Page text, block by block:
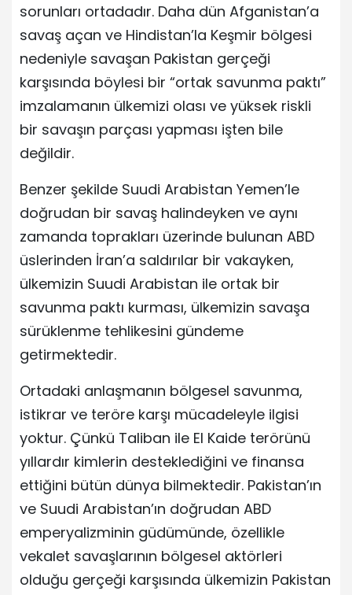
sorunları ortadadır. Daha dün Afganistan’a
savaş açan ve Hindistan’la Keşmir bölgesi
nedeniyle savaşan Pakistan gerçeği
karşısında böylesi bir “ortak savunma paktı”
imzalamanın ülkemizi olası ve yüksek riskli
bir savaşın parçası yapması işten bile
değildir.
Benzer şekilde Suudi Arabistan Yemen’le
doğrudan bir savaş halindeyken ve aynı
zamanda toprakları üzerinde bulunan ABD
üslerinden İran’a saldırılar bir vakayken,
ülkemizin Suudi Arabistan ile ortak bir
savunma paktı kurması, ülkemizin savaşa
sürüklenme tehlikesini gündeme
getirmektedir.
Ortadaki anlaşmanın bölgesel savunma,
istikrar ve teröre karşı mücadeleyle ilgisi
yoktur. Çünkü Taliban ile El Kaide terörünü
yıllardır kimlerin desteklediğini ve finansa
ettiğini bütün dünya bilmektedir. Pakistan’ın
ve Suudi Arabistan’ın doğrudan ABD
emperyalizminin güdümünde, özellikle
vekalet savaşlarının bölgesel aktörleri
olduğu gerçeği karşısında ülkemizin Pakistan